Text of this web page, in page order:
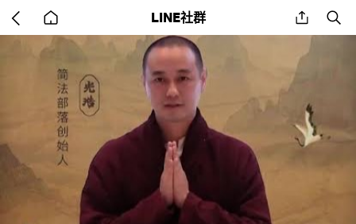
back
to
home
LINE社群 share